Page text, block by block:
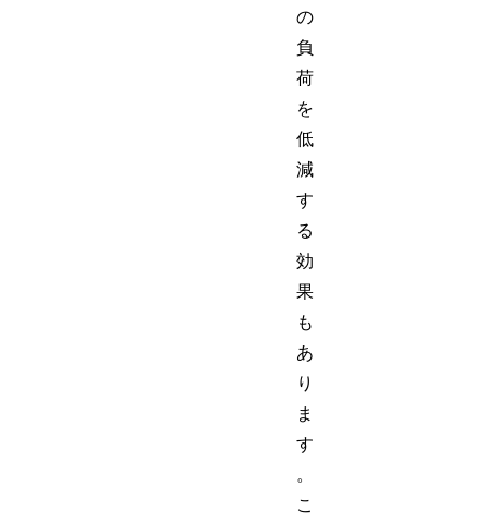
の
負
荷
を
低
減
す
る
効
果
も
あ
り
ま
す
。
こ